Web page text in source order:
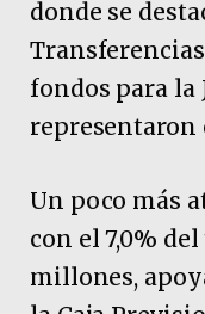
donde se
fondos para la
representaron
Un poco más
con el 7,0% del
millones,